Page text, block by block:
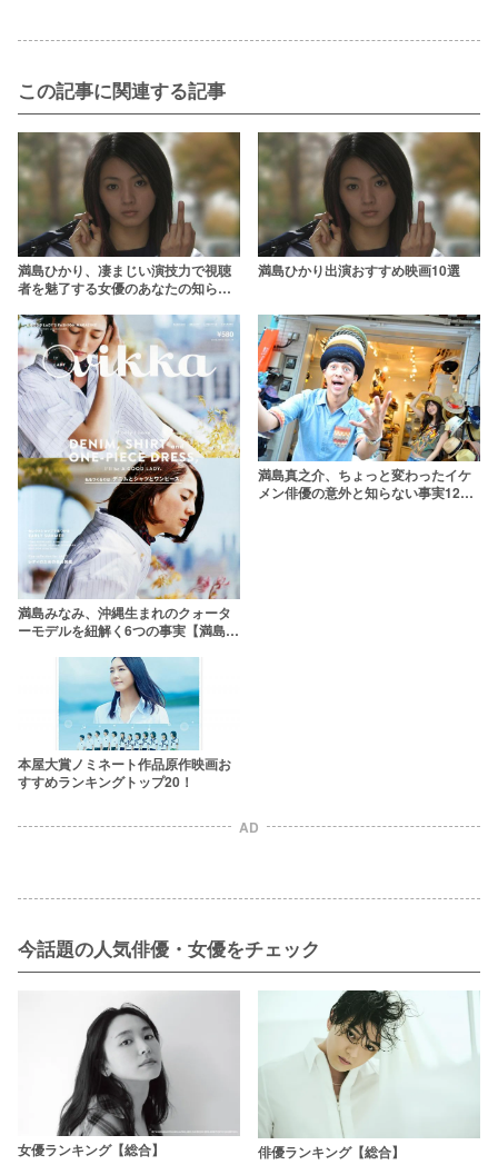
この記事に関連する記事
満島ひかり、凄まじい演技力で視聴
者を魅了する女優のあなたの知らな
満島ひかり出演おすすめ映画10選
満島みなみ、沖縄生まれのクォータ
ーモデルを紐解く6つの事実【満島ひ
満島真之介、ちょっと変わったイケ
メン俳優の意外と知らない事実12選
本屋大賞ノミネート作品原作映画お
すすめランキングトップ20！
AD
今話題の人気俳優・女優をチェック
女優ランキング【総合】 俳優ランキング【総合】